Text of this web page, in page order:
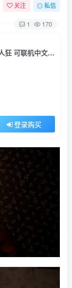
关注 私信
1 170
【恐怖动作ACT/中文/可联机】德州电锯杀人狂 可联机中文硬盘版【27G/新作】
登录购买